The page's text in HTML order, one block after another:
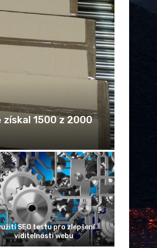
Nastupuje éra Cross-
Schránka se vzorky z planetky
Bennu úspěšně přistála v poušti v
USA